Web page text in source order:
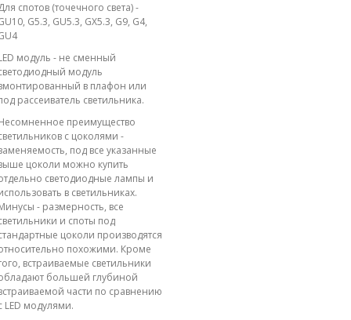
спотов (точечного света) -
G5.3, GU5.3, GX5.3, G9, G4,
модуль - не сменный
модуль
в плафон или
рассеиватель светильника.
преимущество
с цоколями -
под все указанные
цоколи можно купить
светодиодные лампы и
в светильниках.
- размерность, все
и споты под
цоколи производятся
похожими. Кроме
встраиваемые светильники
большей глубиной
части по сравнению
LED модулями.